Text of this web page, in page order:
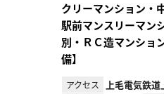
クリーマンション・
駅前マンスリーマン
別・ＲＣ造マンショ
備】
アクセス 上毛電気鉄道